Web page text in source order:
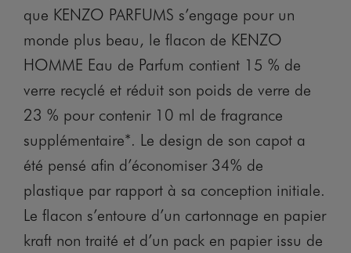
que KENZO PARFUMS s’engage pour un
monde plus beau, le flacon de KENZO
HOMME Eau de Parfum contient 15 % de
verre recyclé et réduit son poids de verre de
23 % pour contenir 10 ml de fragrance
supplémentaire*. Le design de son capot a
été pensé afin d’économiser 34% de
plastique par rapport à sa conception initiale.
Le flacon s’entoure d’un cartonnage en papier
kraft non traité et d’un pack en papier issu de